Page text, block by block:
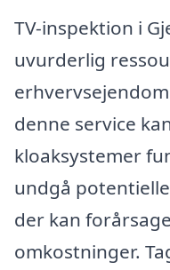
TV-inspektion i
uvurderlig
denne service
kloaksystemer
undgå
der kan
omkostninger.